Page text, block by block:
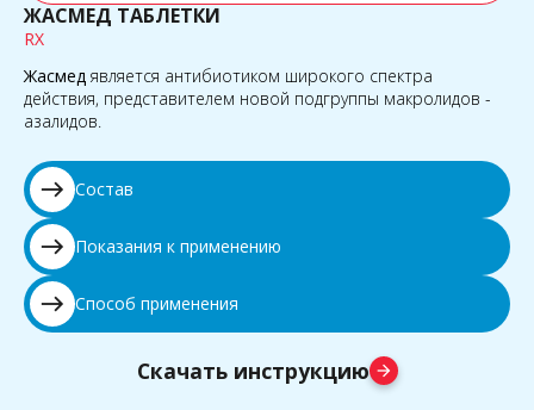
ЖАСМЕД ТАБЛЕТКИ
RX
Жасмед является антибиотиком широкого спектра
действия, представителем новой подгруппы макролидов -
азалидов.
east Состав
east Показания к применению
east Способ применения
Скачать инструкцию arrow_forward